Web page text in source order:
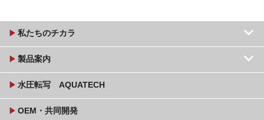
play_arrow 私たちのチカラ keyboard_arrow_down
play_arrow 製品案内 keyboard_arrow_down
play_arrow 水圧転写 AQUATECH
play_arrow OEM・共同開発